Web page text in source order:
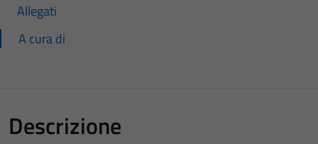
Allegati
A cura di
Descrizione